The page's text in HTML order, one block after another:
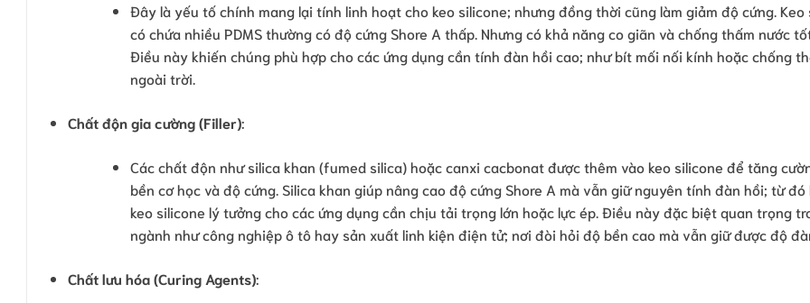
Đây là yếu tố chính mang lại tính linh hoạt cho keo silicone; nhưng đồng thời cũng làm giảm độ cứng. Keo
có chứa nhiều PDMS thường có độ cứng Shore A thấp. Nhưng có khả năng co giãn và chống thấm nước
Điều này khiến chúng phù hợp cho các ứng dụng cần tính đàn hồi cao; như bít mối nối kính hoặc chống
ngoài trời.
Chất độn gia cường (Filler):
Các chất độn như silica khan (fumed silica) hoặc canxi cacbonat được thêm vào keo silicone để tăng
bền cơ học và độ cứng. Silica khan giúp nâng cao độ cứng Shore A mà vẫn giữ nguyên tính đàn hồi; từ đó
keo silicone lý tưởng cho các ứng dụng cần chịu tải trọng lớn hoặc lực ép. Điều này đặc biệt quan trọng
ngành như công nghiệp ô tô hay sản xuất linh kiện điện tử; nơi đòi hỏi độ bền cao mà vẫn giữ được độ
Chất lưu hóa (Curing Agents):